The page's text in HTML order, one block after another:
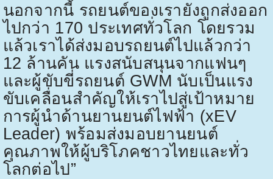
นอกจากนี้ รถยนต์ของเรายังถูกส่งออก
ไปกว่า 170 ประเทศทั่วโลก โดยรวม
แล้วเราได้ส่งมอบรถยนต์ไปแล้วกว่า
12 ล้านคัน แรงสนับสนุนจากแฟนๆ
และผู้ขับขี่รถยนต์ GWM นับเป็นแรง
ขับเคลื่อนสำคัญให้เราไปสู่เป้าหมาย
การผู้นำด้านยานยนต์ไฟฟ้า (xEV
Leader) พร้อมส่งมอบยานยนต์
คุณภาพให้ผู้บริโภคชาวไทยและทั่ว
โลกต่อไป”